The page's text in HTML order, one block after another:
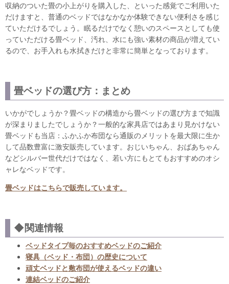
収納のついた畳の小上がりを購入した、といった感覚でご利用いた
だけますと、普通のベッドではなかなか体験できない便利さを感じ
ていただけるでしょう。眠るだけでなく憩いのスペースとしても使
っていただける畳ベッド、汚れ、水にも強い素材の商品が増えてい
るので、お手入れも水拭きだけと非常に簡単となっております。
畳ベッドの選び方：まとめ
いかがでしょうか？畳ベッドの構造から畳ベッドの選び方まで知識
が深まりましたでしょうか？一般的な家具店ではあまり見かけない
畳ベッドも当店：ふかふか布団なら通販のメリットを最大限に生か
して品数豊富に激安販売しています。おじいちゃん、おばあちゃん
などシルバー世代だけではなく、若い方にもとてもおすすめのオシ
ャレなベッドです。
畳ベッドはこちらで販売しています。
◆関連情報
ベッドタイプ毎のおすすめベッドのご紹介
寝具（ベッド・布団）の歴史について
頑丈ベッドと敷布団が使えるベッドの違い
連結ベッドのご紹介